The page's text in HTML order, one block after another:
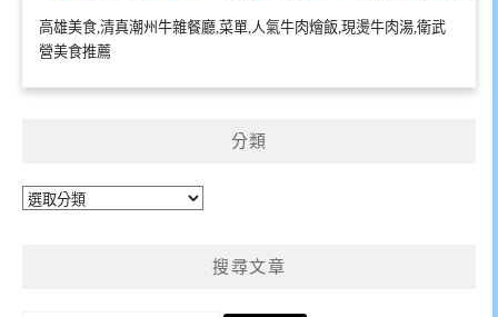
高雄美食,清真潮州牛雜餐廳,菜單,人氣牛肉燴飯,現燙牛肉湯,衛武
營美食推薦
分類
分
搜尋文章